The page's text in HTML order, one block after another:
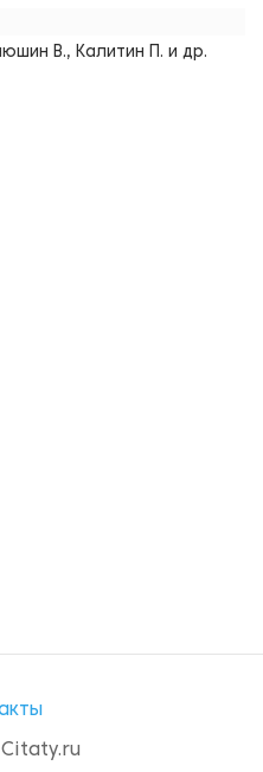
В., Калитин П. и др.